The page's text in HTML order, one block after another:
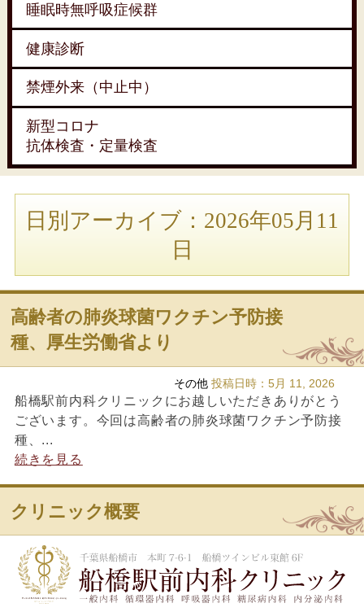
睡眠時無呼吸症候群
健康診断
禁煙外来（中止中）
新型コロナ
抗体検査・定量検査
日別アーカイブ：2026年05月11
日
高齢者の肺炎球菌ワクチン予防接
種、厚生労働省より
その他 投稿日時：5月 11, 2026
船橋駅前内科クリニックにお越しいただきありがとう
ございます。今回は高齢者の肺炎球菌ワクチン予防接
種、...
続きを見る
クリニック概要